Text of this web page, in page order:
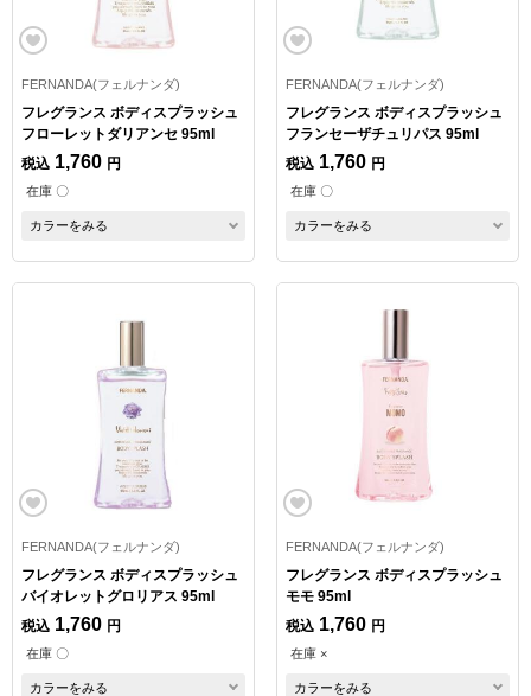
FERNANDA(フェルナンダ)
フレグランス ボディスプラッシュ
フローレットダリアンセ 95ml
税込 1,760 円
在庫 〇
カラーをみる
FERNANDA(フェルナンダ)
フレグランス ボディスプラッシュ
フランセーザチュリパス 95ml
税込 1,760 円
在庫 〇
カラーをみる
FERNANDA(フェルナンダ)
フレグランス ボディスプラッシュ
バイオレットグロリアス 95ml
税込 1,760 円
在庫 〇
カラーをみる
FERNANDA(フェルナンダ)
フレグランス ボディスプラッシュ
モモ 95ml
税込 1,760 円
在庫 ×
カラーをみる